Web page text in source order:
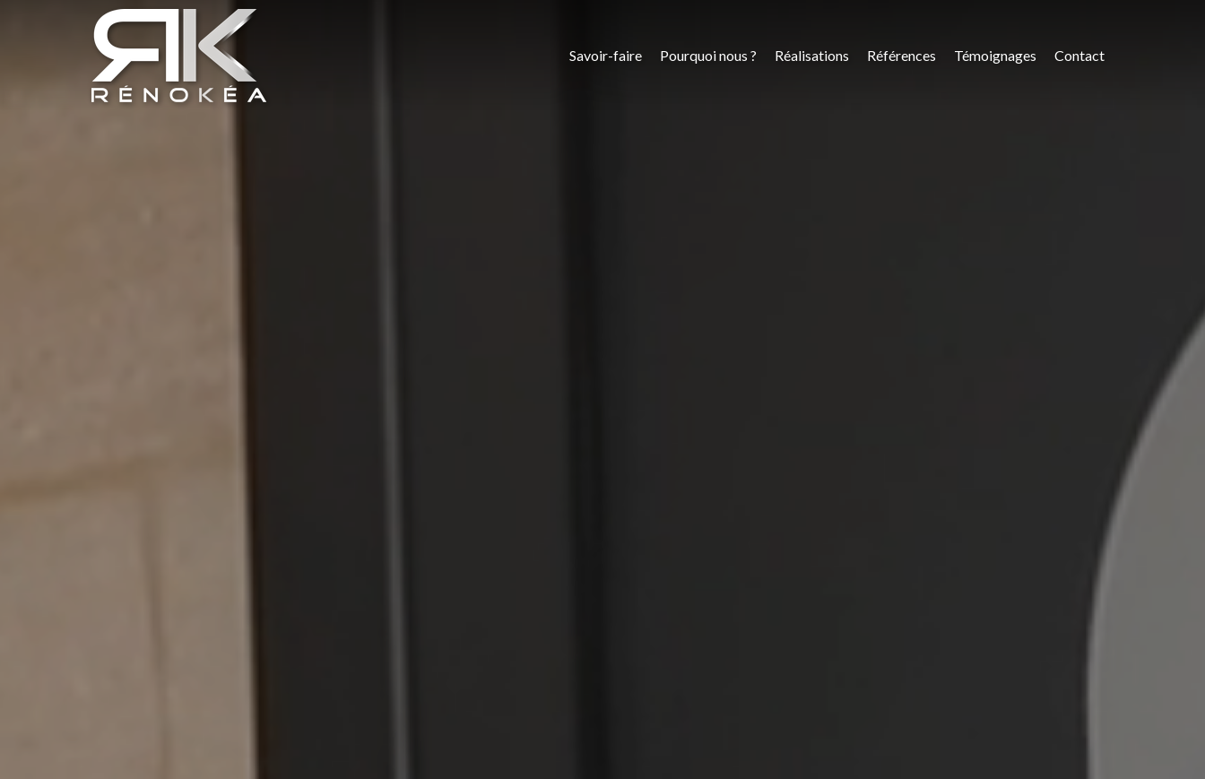
Savoir-faire Pourquoi nous ? Réalisations Références Témoignages Contact